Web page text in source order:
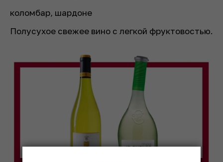
коломбар, шардоне
Полусухое свежее вино с легкой фруктовостью.